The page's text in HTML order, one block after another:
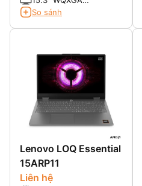
(2560x1600) OLED
So sánh
Lenovo LOQ Essential
15ARP11
Liên hệ